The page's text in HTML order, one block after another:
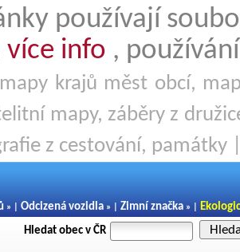
používají
více info ,
mapy krajů měst obcí,
mapy, záběry z
z cestování, památky
» | Odcizená vozidla » | Zimní značka » |
Hledat obec v ČR